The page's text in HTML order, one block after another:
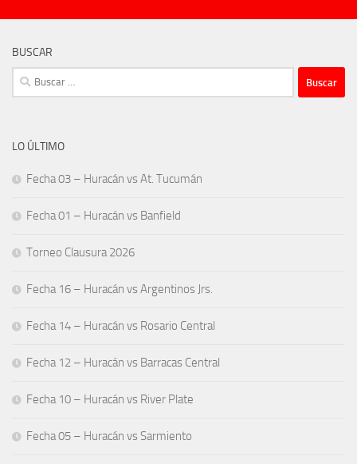
BUSCAR
Buscar:
LO ÚLTIMO
Fecha 03 – Huracán vs At. Tucumán
Fecha 01 – Huracán vs Banfield
Torneo Clausura 2026
Fecha 16 – Huracán vs Argentinos Jrs.
Fecha 14 – Huracán vs Rosario Central
Fecha 12 – Huracán vs Barracas Central
Fecha 10 – Huracán vs River Plate
Fecha 05 – Huracán vs Sarmiento